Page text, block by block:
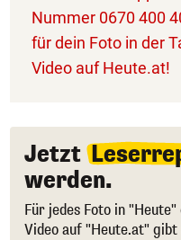
Nummer 0670 400
für dein Foto in der
Video auf Heute.at!
Jetzt
werden.
Für jedes Foto in "Heute"
Video auf "Heute.at" gibt